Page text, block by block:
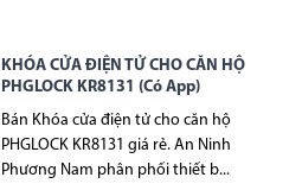
KHÓA CỬA ĐIỆN TỬ CHO CĂN HỘ
PHGLOCK KR8131 (Có App)
Bán Khóa cửa điện tử cho căn hộ
PHGLOCK KR8131 giá rẻ. An Ninh
Phương Nam phân phối thiết b...